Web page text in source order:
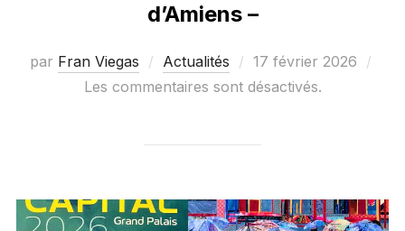
d’Amiens –
par Fran Viegas Actualités
Publié
le
17 février 2026
Les commentaires sont désactivés.